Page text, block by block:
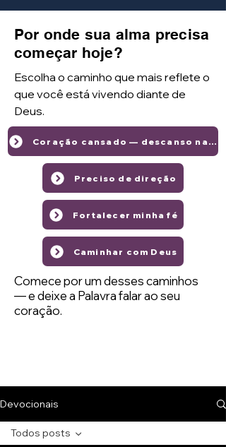
Por onde sua alma precisa
começar hoje?
Escolha o caminho que mais reflete o
que você está vivendo diante de
Deus.
Coração cansado — descanso na graça de Deus
Preciso de direção
Fortalecer minha fé
Caminhar com Deus
Comece por um desses caminhos
— e deixe a Palavra falar ao seu
coração.
Devocionais
Todos posts